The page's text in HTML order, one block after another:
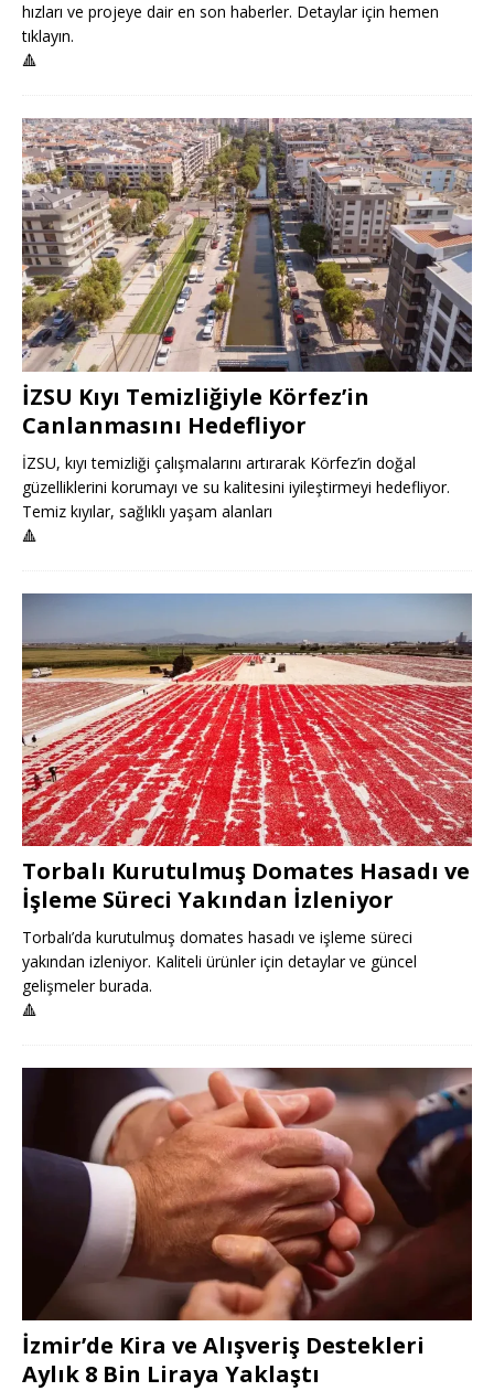
hızları ve projeye dair en son haberler. Detaylar için hemen
tıklayın.
🔺
İZSU Kıyı Temizliğiyle Körfez’in
Canlanmasını Hedefliyor
İZSU, kıyı temizliği çalışmalarını artırarak Körfez’in doğal
güzelliklerini korumayı ve su kalitesini iyileştirmeyi hedefliyor.
Temiz kıyılar, sağlıklı yaşam alanları
🔺
Torbalı Kurutulmuş Domates Hasadı ve
İşleme Süreci Yakından İzleniyor
Torbalı’da kurutulmuş domates hasadı ve işleme süreci
yakından izleniyor. Kaliteli ürünler için detaylar ve güncel
gelişmeler burada.
🔺
İzmir’de Kira ve Alışveriş Destekleri
Aylık 8 Bin Liraya Yaklaştı